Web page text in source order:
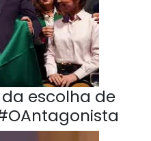
escolha de